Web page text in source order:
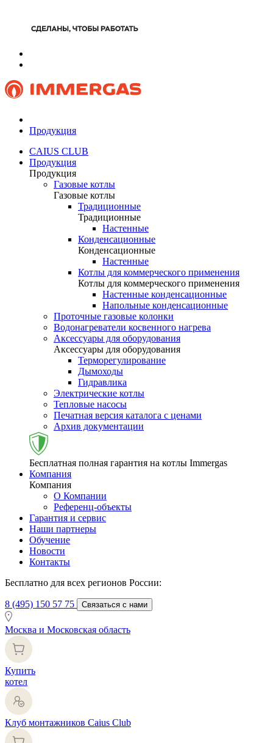
Продукция
CAIUS CLUB
Продукция
Продукция
Газовые котлы
Газовые котлы
Традиционные
Традиционные
Настенные
Конденсационные
Конденсационные
Настенные
Котлы для коммерческого применения
Котлы для коммерческого применения
Настенные конденсационные
Напольные конденсационные
Проточные газовые колонки
Водонагреватели косвенного нагрева
Аксессуары для оборудования
Аксессуары для оборудования
Терморегулирование
Дымоходы
Гидравлика
Электрические котлы
Тепловые насосы
Печатная версия каталога с ценами
Архив документации
Бесплатная полная гарантия на котлы Immergas
Компания
Компания
О Компании
Референц-объекты
Гарантия и сервис
Наши партнеры
Обучение
Новости
Контакты
Бесплатно для всех регионов России:
8 (495) 150 57 75 Связаться с нами
Москва и Московская область
Купить
котел
Клуб монтажников Caius Club